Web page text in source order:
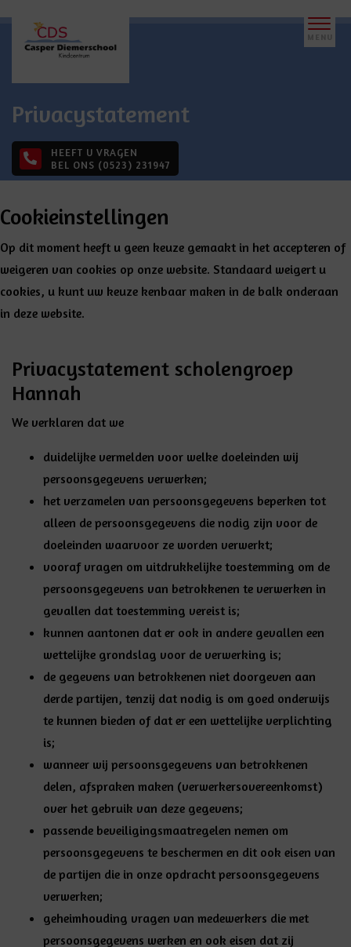
Privacystatement
HEEFT U VRAGEN
BEL ONS (0523) 231947
Cookieinstellingen
Op dit moment heeft u geen keuze gemaakt in het accepteren of
weigeren van cookies op onze website. Standaard weigert u
cookies, u kunt uw keuze kenbaar maken in de balk onderaan
in deze website.
Privacystatement scholengroep
Hannah
We verklaren dat we
duidelijke vermelden voor welke doeleinden wij
persoonsgegevens verwerken;
het verzamelen van persoonsgegevens beperken tot
alleen de persoonsgegevens die nodig zijn voor de
doeleinden waarvoor ze worden verwerkt;
vooraf vragen om uitdrukkelijke toestemming om de
persoonsgegevens van betrokkenen te verwerken in
gevallen dat toestemming vereist is;
kunnen aantonen dat er ook in andere gevallen een
wettelijke grondslag voor de verwerking is;
de gegevens van betrokkenen niet doorgeven aan
derde partijen, tenzij dat nodig is om goed onderwijs
te kunnen bieden of dat er een wettelijke verplichting
is;
wanneer wij persoonsgegevens van betrokkenen
delen, afspraken maken (verwerkersovereenkomst)
over het gebruik van deze gegevens;
passende beveiligingsmaatregelen nemen om
persoonsgegevens te beschermen en dit ook eisen van
de partijen die in onze opdracht persoonsgegevens
verwerken;
geheimhouding vragen van medewerkers die met
persoonsgegevens werken en ook eisen dat zij